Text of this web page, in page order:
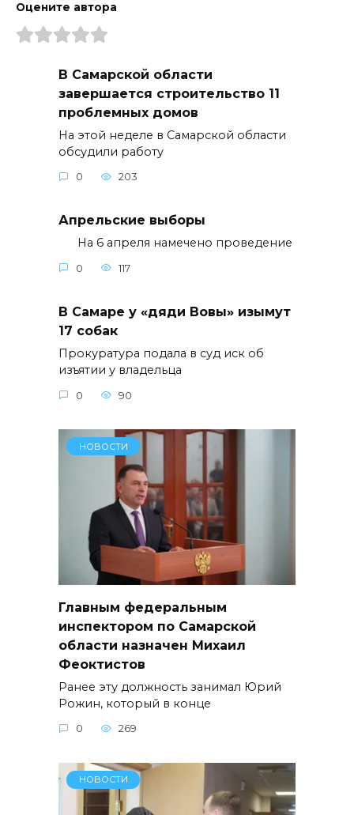
Оцените автора
В Самарской области
завершается строительство 11
проблемных домов
На этой неделе в Самарской области
обсудили работу
0 203
Апрельские выборы
На 6 апреля намечено проведение
0 117
В Самаре у «дяди Вовы» изымут
17 собак
Прокуратура подала в суд иск об
изъятии у владельца
0 90
НОВОСТИ
Главным федеральным
инспектором по Самарской
области назначен Михаил
Феоктистов
Ранее эту должность занимал Юрий
Рожин, который в конце
0 269
НОВОСТИ